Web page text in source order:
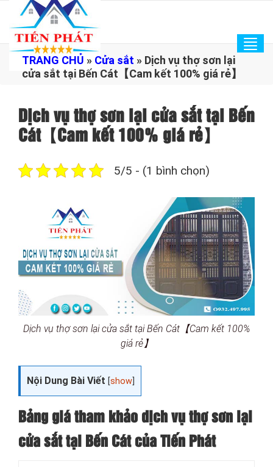
TRANG CHỦ » Cửa sắt » Dịch vụ thợ sơn lại
cửa sắt tại Bến Cát【Cam kết 100% giá rẻ】
Dịch vụ thợ sơn lại cửa sắt tại Bến
Cát【Cam kết 100% giá rẻ】
5/5 - (1 bình chọn)
Dịch vụ thợ sơn lại cửa sắt tại Bến Cát【Cam kết 100%
giá rẻ】
Nội Dung Bài Viết [show
Bảng giá tham khảo dịch vụ thợ sơn lại
cửa sắt tại Bến Cát của Tiến Phát